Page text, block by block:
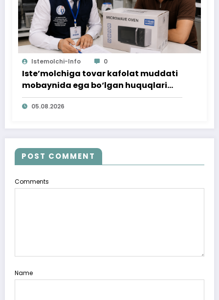
Istemolchi-Info 0
Iste’molchiga tovar kafolat muddati
mobaynida ega bo‘lgan huquqlari
ta’minlab berildi
05.08.2026
POST COMMENT
Comments
Name